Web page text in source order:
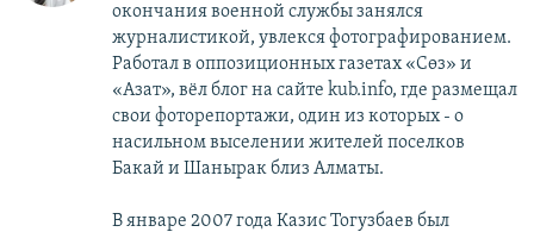
окончания военной службы занялся
журналистикой, увлекся фотографированием.
Работал в оппозиционных газетах «Сөз» и
«Азат», вёл блог на сайте kub.info, где размещал
свои фоторепортажи, один из которых - о
насильном выселении жителей поселков
Бакай и Шанырак близ Алматы.
В январе 2007 года Казис Тогузбаев был